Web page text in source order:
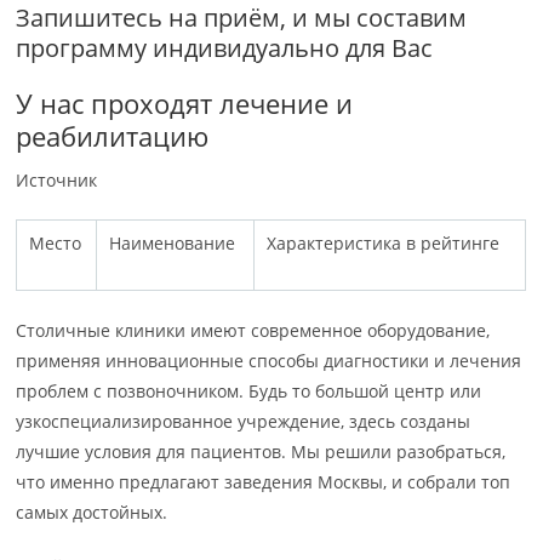
Запишитесь на приём, и мы составим
программу индивидуально для Вас
У нас проходят лечение и
реабилитацию
Источник
Место Наименование Характеристика в рейтинге
Столичные клиники имеют современное оборудование,
применяя инновационные способы диагностики и лечения
проблем с позвоночником. Будь то большой центр или
узкоспециализированное учреждение, здесь созданы
лучшие условия для пациентов. Мы решили разобраться,
что именно предлагают заведения Москвы, и собрали топ
самых достойных.